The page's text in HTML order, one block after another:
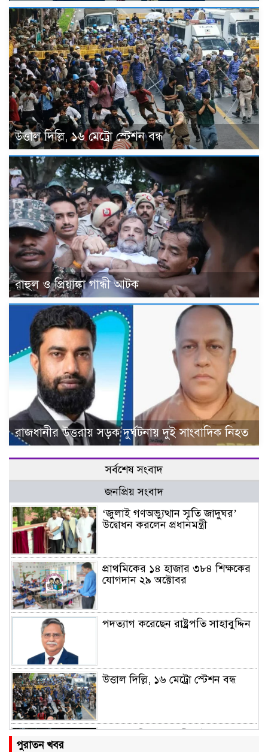
উত্তাল দিল্লি, ১৬ মেট্রো স্টেশন বন্ধ
রাহুল ও প্রিয়াঙ্কা গান্ধী আটক
রাজধানীর উত্তরায় সড়ক দুর্ঘটনায় দুই সাংবাদিক নিহত
সর্বশেষ সংবাদ
জনপ্রিয় সংবাদ
‘জুলাই গণঅভ্যুত্থান স্মৃতি জাদুঘর’
উদ্বোধন করলেন প্রধানমন্ত্রী
প্রাথমিকের ১৪ হাজার ৩৮৪ শিক্ষকের
যোগদান ২৯ অক্টোবর
পদত্যাগ করেছেন রাষ্ট্রপতি সাহাবুদ্দিন
উত্তাল দিল্লি, ১৬ মেট্রো স্টেশন বন্ধ
পুরাতন খবর